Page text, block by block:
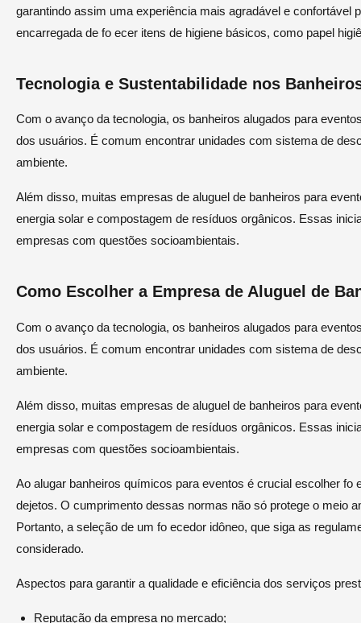
garantindo assim uma experiência mais agradável e
encarregada de fo ecer itens de higiene básicos, como papel
Tecnologia e Sustentabilidade nos
Com o avanço da tecnologia, os banheiros alugados para
dos usuários. É comum encontrar unidades com sistema de
ambiente.
Além disso, muitas empresas de aluguel de banheiros para
energia solar e compostagem de resíduos orgânicos. Essas
empresas com questões socioambientais.
Como Escolher a Empresa de Aluguel de
Com o avanço da tecnologia, os banheiros alugados para
dos usuários. É comum encontrar unidades com sistema de
ambiente.
Além disso, muitas empresas de aluguel de banheiros para
energia solar e compostagem de resíduos orgânicos. Essas
empresas com questões socioambientais.
Ao alugar banheiros químicos para eventos é crucial escolher
dejetos. O cumprimento dessas normas não só protege o meio
Portanto, a seleção de um fo ecedor idôneo, que siga as
considerado.
Aspectos para garantir a qualidade e eficiência dos serviços
Reputação da empresa no mercado;